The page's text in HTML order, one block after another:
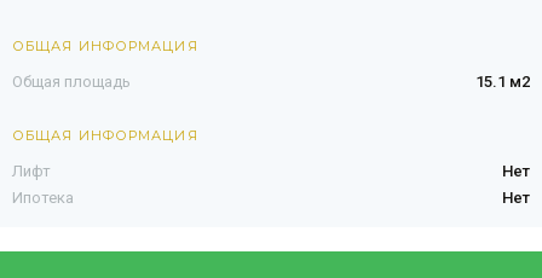
ОБЩАЯ ИНФОРМАЦИЯ
Общая площадь 15.1 м2
ОБЩАЯ ИНФОРМАЦИЯ
Лифт
Нет
Ипотека
Нет